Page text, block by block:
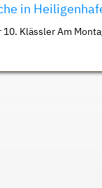
in
Klässler Am